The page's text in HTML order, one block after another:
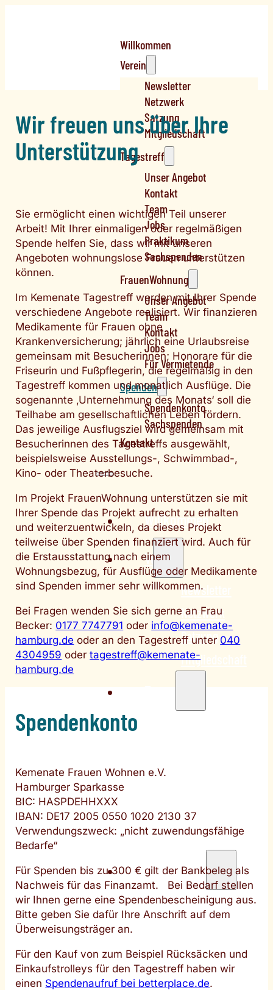
Willkommen
Verein
Newsletter
Netzwerk
Satzung
Mitgliedschaft
Tagestreff
Unser Angebot
Kontakt
Team
Jobs
Praktikum
Sachspenden
FrauenWohnung
Unser Angebot
Team
Kontakt
Jobs
Für Vermietende
Spenden
Spendenkonto
Sachspenden
Kontakt
Willkommen
Verein
Newsletter
Netzwerk
Satzung
Mitgliedschaft
Praktikum
Sachspenden
FrauenWohnung
Unser Angebot
Kontakt
Jobs
Wir freuen uns über Ihre
Unterstützung
Sie ermöglicht einen wichtigen Teil unserer
Arbeit! Mit Ihrer einmaligen oder regelmäßigen
Spende helfen Sie, dass wir mit unseren
Angeboten wohnungslose Frauen unterstützen
können.
Im Kemenate Tagestreff werden mit Ihrer Spende
verschiedene Angebote realisiert. Wir finanzieren
Medikamente für Frauen ohne
Krankenversicherung; jährlich eine Urlaubsreise
gemeinsam mit Besucherinnen; Honorare für die
Friseurin und Fußpflegerin, die regelmäßig in den
Tagestreff kommen und monatlich Ausflüge. Die
sogenannte ‚Unternehmung des Monats‘ soll die
Teilhabe am gesellschaftlichen Leben fördern.
Das jeweilige Ausflugsziel wird gemeinsam mit
Besucherinnen des Tagestreffs ausgewählt,
beispielsweise Ausstellungs-, Schwimmbad-,
Kino- oder Theaterbesuche.
Im Projekt FrauenWohnung unterstützen sie mit
Ihrer Spende das Projekt aufrecht zu erhalten
und weiterzuentwickeln, da dieses Projekt
teilweise über Spenden finanziert wird. Auch für
die Erstausstattung nach einem
Wohnungsbezug, für Ausflüge oder Medikamente
sind Spenden immer sehr willkommen.
Bei Fragen wenden Sie sich gerne an Frau
Becker: 0177 7747791 oder info@kemenate-
hamburg.de oder an den Tagestreff unter 040
4304959 odertagestreff@kemenate-
hamburg.de
Spendenkonto
Kemenate Frauen Wohnen e.V.
Hamburger Sparkasse
BIC: HASPDEHHXXX
IBAN: DE17 2005 0550 1020 2130 37
Verwendungszweck: „nicht zuwendungsfähige
Bedarfe“
Für Spenden bis zu 300 € gilt der Bankbeleg als
Nachweis für das Finanzamt. Bei Bedarf stellen
wir Ihnen gerne eine Spendenbescheinigung aus.
Bitte geben Sie dafür Ihre Anschrift auf dem
Überweisungsträger an.
Für den Kauf von zum Beispiel Rücksäcken und
Einkaufstrolleys für den Tagestreff haben wir
einen Spendenaufruf bei betterplace.de.